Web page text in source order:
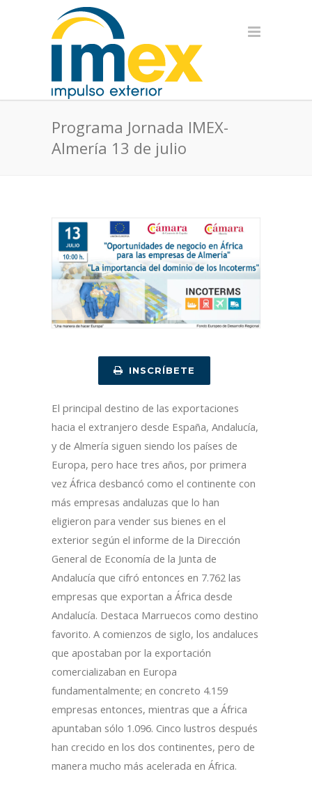
Programa Jornada IMEX-
Almería 13 de julio
INSCRÍBETE
El principal destino de las exportaciones
hacia el extranjero desde España, Andalucía,
y de Almería siguen siendo los países de
Europa, pero hace tres años, por primera
vez África desbancó como el continente con
más empresas andaluzas que lo han
eligieron para vender sus bienes en el
exterior según el informe de la Dirección
General de Economía de la Junta de
Andalucía que cifró entonces en 7.762 las
empresas que exportan a África desde
Andalucía. Destaca Marruecos como destino
favorito. A comienzos de siglo, los andaluces
que apostaban por la exportación
comercializaban en Europa
fundamentalmente; en concreto 4.159
empresas entonces, mientras que a África
apuntaban sólo 1.096. Cinco lustros después
han crecido en los dos continentes, pero de
manera mucho más acelerada en África.